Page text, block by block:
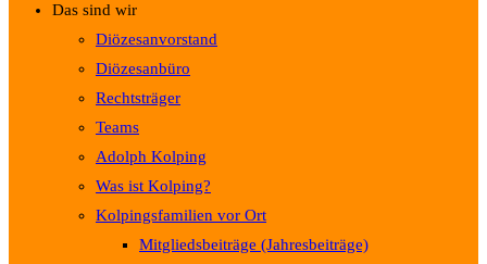
Das sind wir
Diözesanvorstand
Diözesanbüro
Rechtsträger
Teams
Adolph Kolping
Was ist Kolping?
Kolpingsfamilien vor Ort
Mitgliedsbeiträge (Jahresbeiträge)